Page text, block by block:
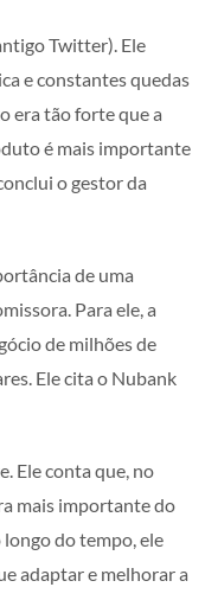
Twitter). Ele
e constantes quedas
era tão forte que a
é mais importante
o gestor da
de uma
Para ele, a
de milhões de
Ele cita o Nubank
Ele conta que, no
mais importante do
longo do tempo, ele
adaptar e melhorar a